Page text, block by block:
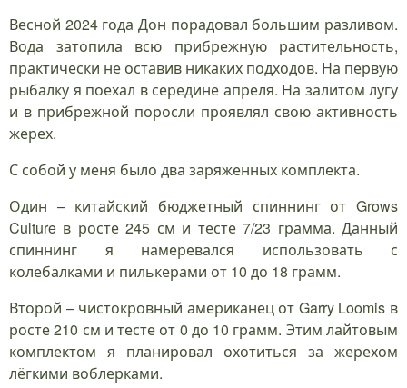
Весной 2024 года Дон порадовал большим разливом.
Вода затопила всю прибрежную растительность,
практически не оставив никаких подходов. На первую
рыбалку я поехал в середине апреля. На залитом лугу
и в прибрежной поросли проявлял свою активность
жерех.
С собой у меня было два заряженных комплекта.
Один – китайский бюджетный спиннинг от Grows
Culture в росте 245 см и тесте 7/23 грамма. Данный
спиннинг я намеревался использовать с
колебалками и пилькерами от 10 до 18 грамм.
Второй – чистокровный американец от Garry Loomis в
росте 210 см и тесте от 0 до 10 грамм. Этим лайтовым
комплектом я планировал охотиться за жерехом
лёгкими воблерками.